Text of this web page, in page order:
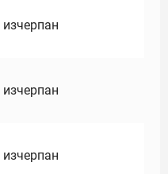
изчерпан
изчерпан
изчерпан